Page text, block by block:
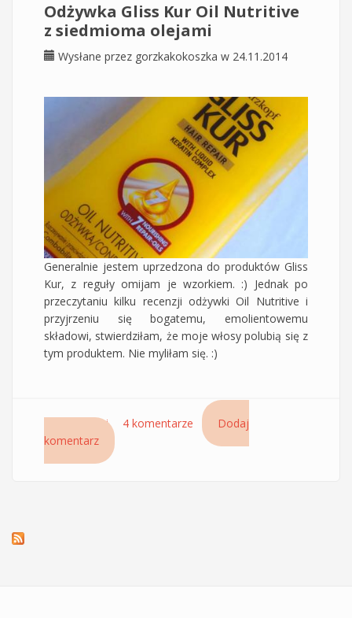
Odżywka Gliss Kur Oil Nutritive
z siedmioma olejami
Wysłane przez gorzkakokoszka w 24.11.2014
Generalnie jestem uprzedzona do produktów Gliss
Kur, z reguły omijam je wzorkiem. :) Jednak po
przeczytaniu kilku recenzji odżywki Oil Nutritive i
przyjrzeniu się bogatemu, emolientowemu
składowi, stwierdziłam, że moje włosy polubią się z
tym produktem. Nie myliłam się. :)
Czytaj dalejwpis Odżywka Gliss Kur Oil Nutritive z
siedmioma olejami
4 komentarze
Dodaj
komentarz